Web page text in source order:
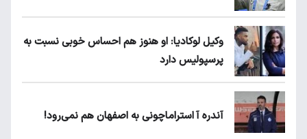
وکیل لوکادیا: او هنوز هم احساس خوبی نسبت به
پرسپولیس دارد
آندره آ استراماچونی به اصفهان هم نمی‌رود!